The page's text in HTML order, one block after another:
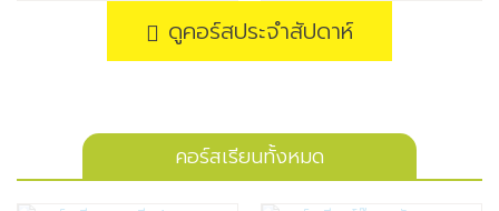
ดูคอร์สประจำสัปดาห์
คอร์สเรียนทั้งหมด